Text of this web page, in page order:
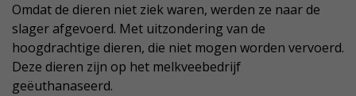
Omdat de dieren niet ziek waren, werden ze naar de
slager afgevoerd. Met uitzondering van de
hoogdrachtige dieren, die niet mogen worden vervoerd.
Deze dieren zijn op het melkveebedrijf
geëuthanaseerd.